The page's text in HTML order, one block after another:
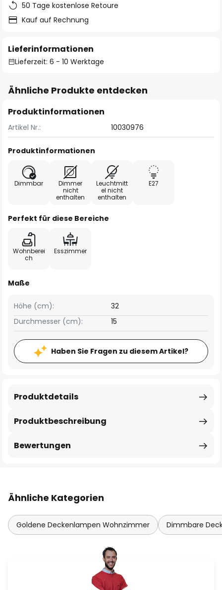
50 Tage kostenlose Retoure
Kauf auf Rechnung
Lieferinformationen
Lieferzeit: 6 - 10 Werktage
Ähnliche Produkte entdecken
Produktinformationen
Artikel Nr.: 10030976
Produktinformationen
Dimmbar
Dimmer
nicht
enthalten
Leuchtmitt
el nicht
enthalten
E27
Perfekt für diese Bereiche
Wohnberei
ch
Esszimmer
Maße
Höhe (cm):
32
Durchmesser (cm):
15
Haben Sie Fragen zu diesem Artikel?
Produktbeschreibung
Produktdetails
Bewertungen
Ähnliche Kategorien
Goldene Deckenlampen Wohnzimmer Dimmbare